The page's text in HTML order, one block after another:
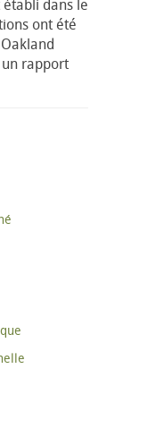
dans le
ont été
rapport